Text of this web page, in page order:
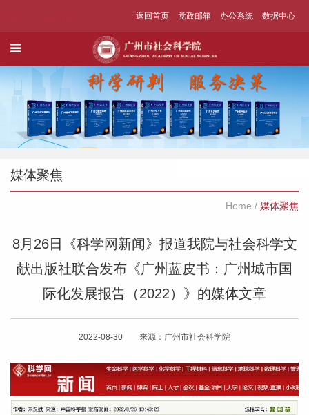
返回首页 党政邮箱 办公系统 数据中心
媒体聚焦
Home / 媒体聚焦
8月26日《科学网新闻》报道我院与社会科学文
献出版社联合发布《广州蓝皮书：广州城市国
际化发展报告（2022）》的媒体文章
2022-08-30 来源：广州市社会科学院